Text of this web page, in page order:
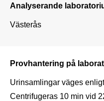
Analyserande
Västerås
Provhantering på
Urinsamlingar väges
Centrifugeras 10 min vid